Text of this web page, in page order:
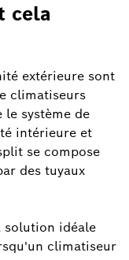
cela
extérieure sont
climatiseurs
le système de
intérieure et
se compose
des tuyaux
solution idéale
climatiseur